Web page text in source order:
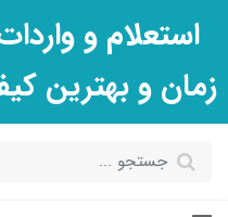
استعلام و
زمان و بهترین